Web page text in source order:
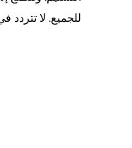
للجميع. لا تتردد